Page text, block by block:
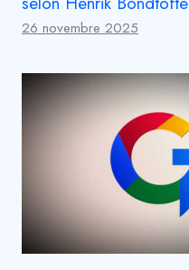
26 novembre 2025